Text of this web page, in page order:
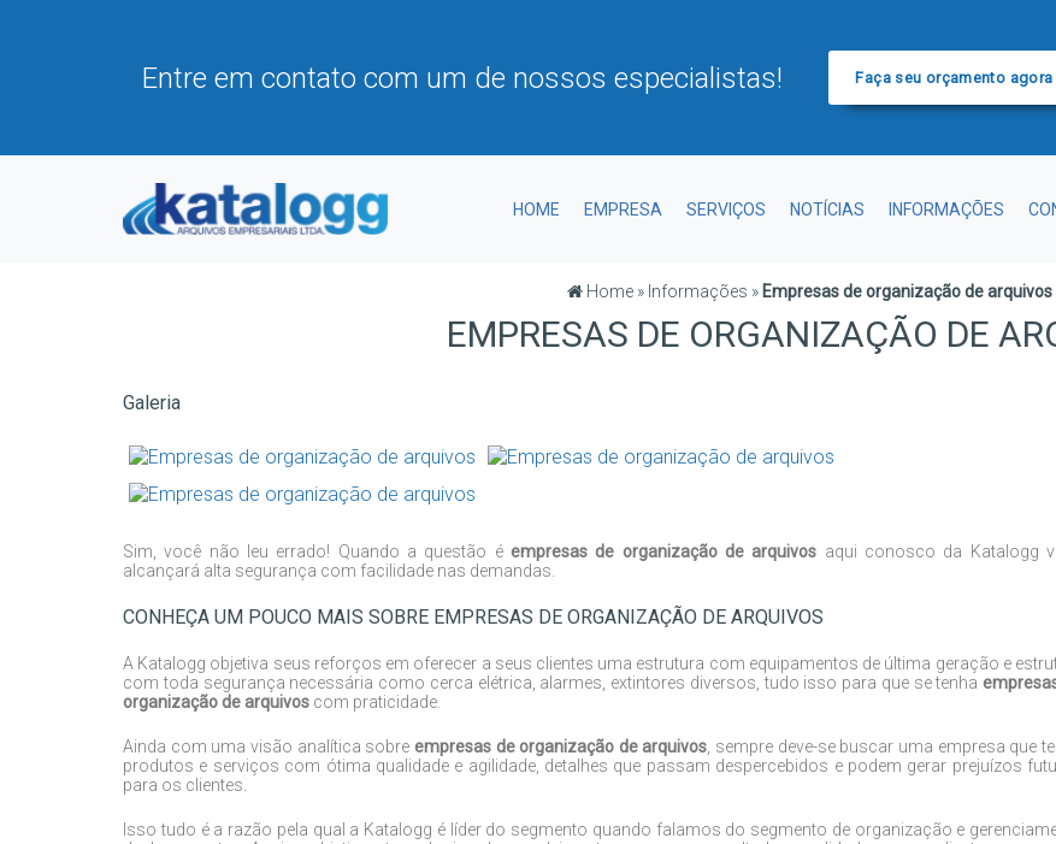
Entre em contato com um de nossos especialistas! Faça seu orçamento
HOME EMPRESA SERVIÇOS NOTÍCIAS INFORMAÇÕES
Home » Informações » Empresas de organização de arquivos
EMPRESAS DE ORGANIZAÇÃO DE
Galeria
Sim, você não leu errado! Quando a questão é empresas de organização de arquivos aqui conosco da Katalogg
alcançará alta segurança com facilidade nas demandas.
CONHEÇA UM POUCO MAIS SOBRE EMPRESAS DE ORGANIZAÇÃO DE ARQUIVOS
A Katalogg objetiva seus reforços em oferecer a seus clientes uma estrutura com equipamentos de última geração e
com toda segurança necessária como cerca elétrica, alarmes, extintores diversos, tudo isso para que se tenha
organização de arquivos com praticidade.
Ainda com uma visão analítica sobre empresas de organização de arquivos , sempre deve-se buscar uma empresa que
produtos e serviços com ótima qualidade e agilidade, detalhes que passam despercebidos e podem gerar prejuízos
para os clientes.
Isso tudo é a razão pela qual a Katalogg é líder do segmento quando falamos do segmento de organização e